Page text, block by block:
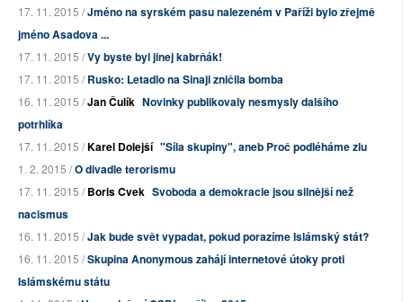
17. 11. 2015 /Jméno na syrském pasu nalezeném v Paříži bylo zřejmě
jméno Asadova ...
17. 11. 2015 /Vy byste byl jinej kabrňák!
17. 11. 2015 /Rusko: Letadlo na Sinaji zničila bomba
16. 11. 2015 /Jan Čulík Novinky publikovaly nesmysly dalšího
potrhlíka
17. 11. 2015 /Karel Dolejší "Síla skupiny", aneb Proč podléháme zlu
1. 2. 2015 /O divadle terorismu
17. 11. 2015 /Boris Cvek Svoboda a demokracie jsou silnější než
nacismus
16. 11. 2015 /Jak bude svět vypadat, pokud porazíme Islámský stát?
16. 11. 2015 /Skupina Anonymous zahájí internetové útoky proti
Islámskému státu